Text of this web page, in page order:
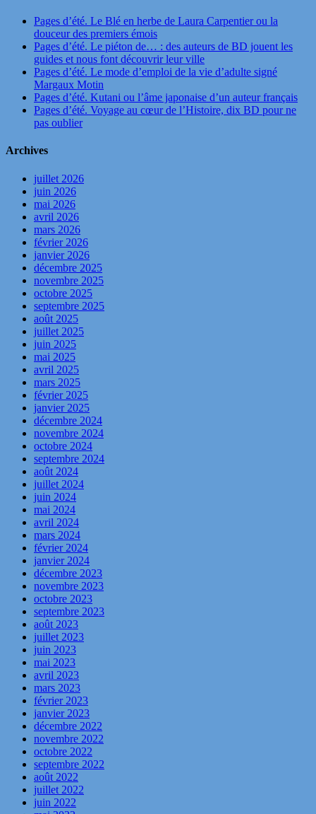
Pages d’été. Le Blé en herbe de Laura Carpentier ou la
douceur des premiers émois
Pages d’été. Le piéton de… : des auteurs de BD jouent les
guides et nous font découvrir leur ville
Pages d’été. Le mode d’emploi de la vie d’adulte signé
Margaux Motin
Pages d’été. Kutani ou l’âme japonaise d’un auteur français
Pages d’été. Voyage au cœur de l’Histoire, dix BD pour ne
pas oublier
Archives
juillet 2026
juin 2026
mai 2026
avril 2026
mars 2026
février 2026
janvier 2026
décembre 2025
novembre 2025
octobre 2025
septembre 2025
août 2025
juillet 2025
juin 2025
mai 2025
avril 2025
mars 2025
février 2025
janvier 2025
décembre 2024
novembre 2024
octobre 2024
septembre 2024
août 2024
juillet 2024
juin 2024
mai 2024
avril 2024
mars 2024
février 2024
janvier 2024
décembre 2023
novembre 2023
octobre 2023
septembre 2023
août 2023
juillet 2023
juin 2023
mai 2023
avril 2023
mars 2023
février 2023
janvier 2023
décembre 2022
novembre 2022
octobre 2022
septembre 2022
août 2022
juillet 2022
juin 2022